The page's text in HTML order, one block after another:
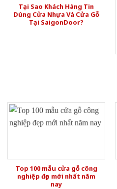
Tại Sao Khách Hàng Tin
Dùng Cửa Nhựa Và Cửa Gỗ
Tại SaigonDoor?
Top 100 mẫu cửa gỗ công
nghiệp đẹp mới nhất năm
nay